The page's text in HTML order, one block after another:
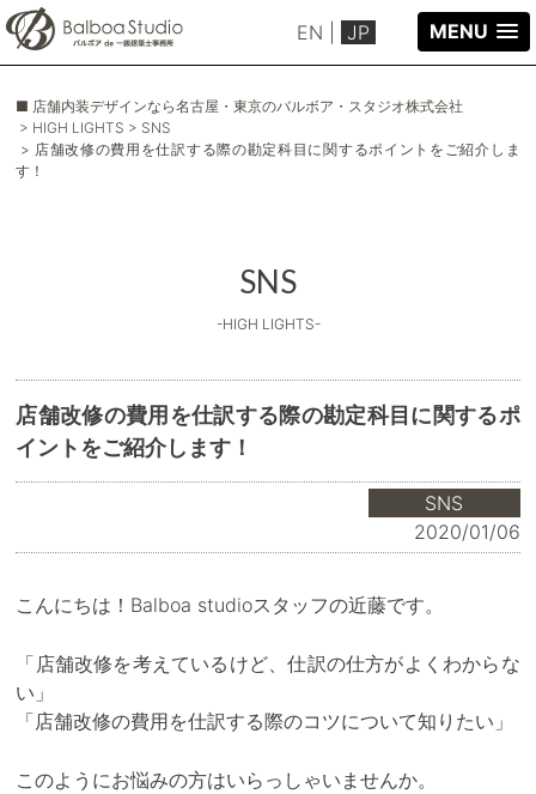
EN JP MENU
■ 店舗内装デザインなら名古屋・東京のバルボア・スタジオ株式会社
> HIGH LIGHTS > SNS
> 店舗改修の費用を仕訳する際の勘定科目に関するポイントをご紹介しま
す！
SNS
-HIGH LIGHTS-
店舗改修の費用を仕訳する際の勘定科目に関するポ
イントをご紹介します！
SNS
2020/01/06
こんにちは！Balboa studioスタッフの近藤です。
「店舗改修を考えているけど、仕訳の仕方がよくわからな
い」
「店舗改修の費用を仕訳する際のコツについて知りたい」
このようにお悩みの方はいらっしゃいませんか。